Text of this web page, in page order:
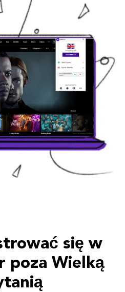
się w
poza Wielką